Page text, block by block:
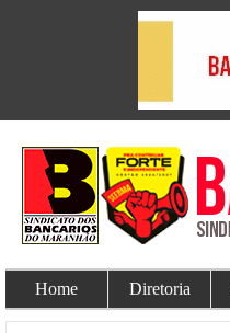
Home Diretoria